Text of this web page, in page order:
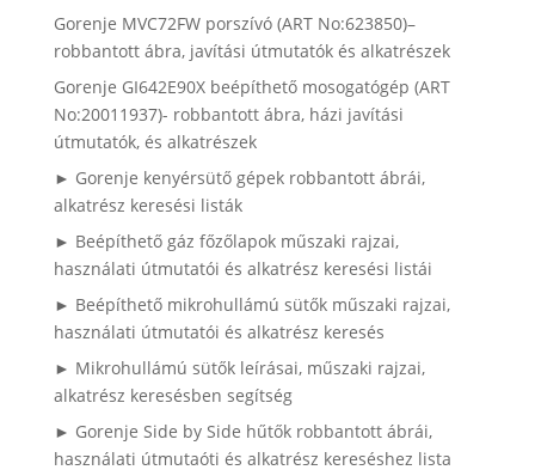
Gorenje MVC72FW porszívó (ART No:623850)–
robbantott ábra, javítási útmutatók és alkatrészek
Gorenje GI642E90X beépíthető mosogatógép (ART
No:20011937)- robbantott ábra, házi javítási
útmutatók, és alkatrészek
► Gorenje kenyérsütő gépek robbantott ábrái,
alkatrész keresési listák
► Beépíthető gáz főzőlapok műszaki rajzai,
használati útmutatói és alkatrész keresési listái
► Beépíthető mikrohullámú sütők műszaki rajzai,
használati útmutatói és alkatrész keresés
► Mikrohullámú sütők leírásai, műszaki rajzai,
alkatrész keresésben segítség
► Gorenje Side by Side hűtők robbantott ábrái,
használati útmutaóti és alkatrész kereséshez lista